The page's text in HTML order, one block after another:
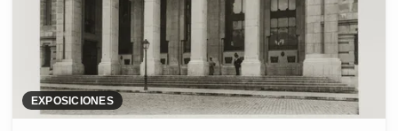
EXPOSICIONES